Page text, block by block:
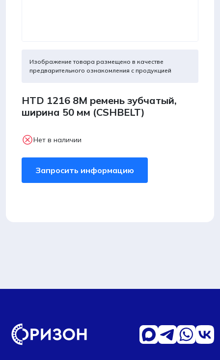
Изображение товара размещено в качестве
предварительного ознакомления с продукцией
HTD 1216 8M ремень зубчатый,
ширина 50 мм (CSHBELT)
Нет в наличии
Запросить информацию